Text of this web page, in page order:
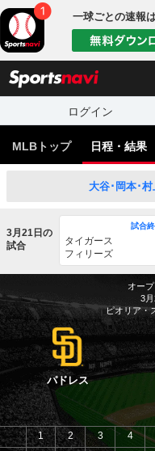
一球ごとの速報
ログイン
MLBトップ 日程・結果
大谷･岡本･
3月21日の
試合
試合
タイガース
フィリーズ
オー
3
ピオリア・
パドレス
1 2 3 4